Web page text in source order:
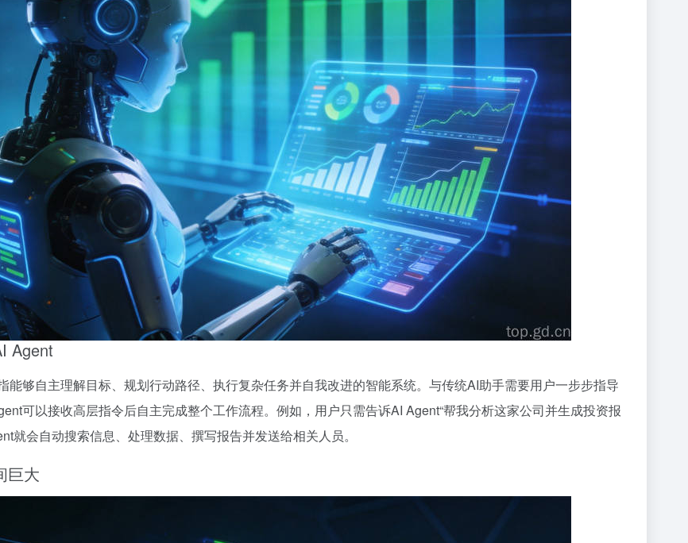
Agent
能够自主理解目标、规划行动路径、执行复杂任务并自我改进的智能系统。与传统AI助手需要用户一步步指导
可以接收高层指令后自主完成整个工作流程。例如，用户只需告诉AI Agent“帮我分析这家公司并生成投资报
就会自动搜索信息、处理数据、撰写报告并发送给相关人员。
巨大